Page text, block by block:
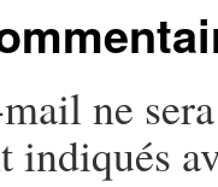
ne
indiqués